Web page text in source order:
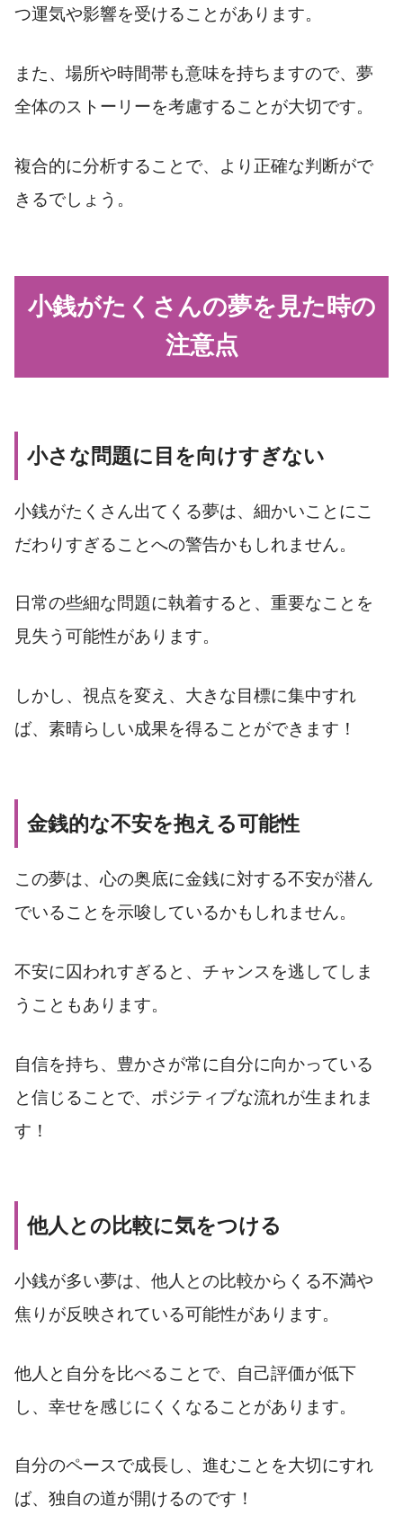
つ運気や影響を受けることがあります。
また、場所や時間帯も意味を持ちますので、夢
全体のストーリーを考慮することが大切です。
複合的に分析することで、より正確な判断がで
きるでしょう。
小銭がたくさんの夢を見た時の
注意点
小さな問題に目を向けすぎない
小銭がたくさん出てくる夢は、細かいことにこ
だわりすぎることへの警告かもしれません。
日常の些細な問題に執着すると、重要なことを
見失う可能性があります。
しかし、視点を変え、大きな目標に集中すれ
ば、素晴らしい成果を得ることができます！
金銭的な不安を抱える可能性
この夢は、心の奥底に金銭に対する不安が潜ん
でいることを示唆しているかもしれません。
不安に囚われすぎると、チャンスを逃してしま
うこともあります。
自信を持ち、豊かさが常に自分に向かっている
と信じることで、ポジティブな流れが生まれま
す！
他人との比較に気をつける
小銭が多い夢は、他人との比較からくる不満や
焦りが反映されている可能性があります。
他人と自分を比べることで、自己評価が低下
し、幸せを感じにくくなることがあります。
自分のペースで成長し、進むことを大切にすれ
ば、独自の道が開けるのです！